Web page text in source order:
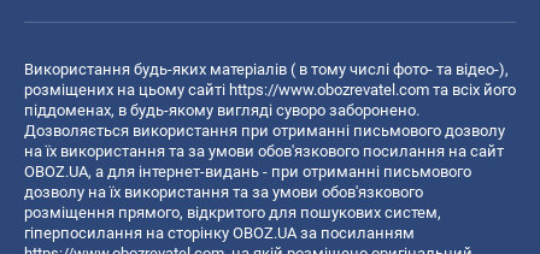
Використання будь-яких матеріалів ( в тому числі фото- та відео-),
розміщених на цьому сайті https://www.obozrevatel.com та всіх його
піддоменах, в будь-якому вигляді суворо заборонено.
Дозволяється використання при отриманні письмового дозволу
на їх використання та за умови обов'язкового посилання на сайт
OBOZ.UA, а для інтернет-видань - при отриманні письмового
дозволу на їх використання та за умови обов'язкового
розміщення прямого, відкритого для пошукових систем,
гіперпосилання на сторінку OBOZ.UA за посиланням